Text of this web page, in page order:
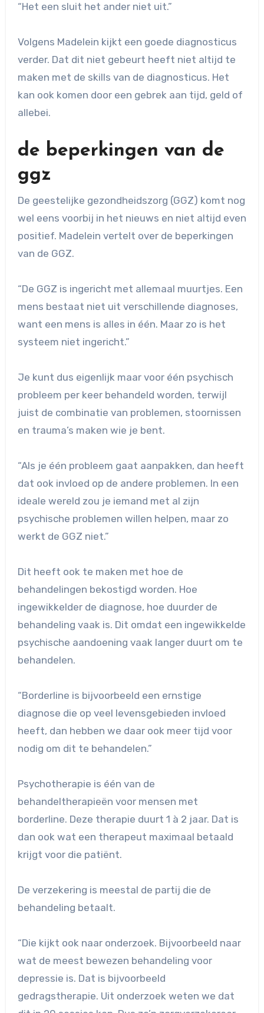
“Het een sluit het ander niet uit.”
Volgens Madelein kijkt een goede diagnosticus
verder. Dat dit niet gebeurt heeft niet altijd te
maken met de skills van de diagnosticus. Het
kan ook komen door een gebrek aan tijd, geld of
allebei.
de beperkingen van de
ggz
De geestelijke gezondheidszorg (GGZ) komt nog
wel eens voorbij in het nieuws en niet altijd even
positief. Madelein vertelt over de beperkingen
van de GGZ.
“De GGZ is ingericht met allemaal muurtjes. Een
mens bestaat niet uit verschillende diagnoses,
want een mens is alles in één. Maar zo is het
systeem niet ingericht.”
Je kunt dus eigenlijk maar voor één psychisch
probleem per keer behandeld worden, terwijl
juist de combinatie van problemen, stoornissen
en trauma’s maken wie je bent.
“Als je één probleem gaat aanpakken, dan heeft
dat ook invloed op de andere problemen. In een
ideale wereld zou je iemand met al zijn
psychische problemen willen helpen, maar zo
werkt de GGZ niet.”
Dit heeft ook te maken met hoe de
behandelingen bekostigd worden. Hoe
ingewikkelder de diagnose, hoe duurder de
behandeling vaak is. Dit omdat een ingewikkelde
psychische aandoening vaak langer duurt om te
behandelen.
“Borderline is bijvoorbeeld een ernstige
diagnose die op veel levensgebieden invloed
heeft, dan hebben we daar ook meer tijd voor
nodig om dit te behandelen.”
Psychotherapie is één van de
behandeltherapieën voor mensen met
borderline. Deze therapie duurt 1 à 2 jaar. Dat is
dan ook wat een therapeut maximaal betaald
krijgt voor die patiënt.
De verzekering is meestal de partij die de
behandeling betaalt.
“Die kijkt ook naar onderzoek. Bijvoorbeeld naar
wat de meest bewezen behandeling voor
depressie is. Dat is bijvoorbeeld
gedragstherapie. Uit onderzoek weten we dat